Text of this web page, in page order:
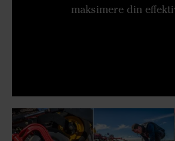
maksimere din